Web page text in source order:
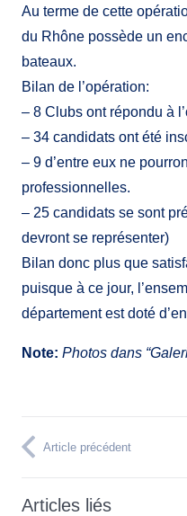
Au terme de cette
du Rhône possède un
bateaux.
Bilan de l’opération:
– 8 Clubs ont répondu à
– 34 candidats ont été
– 9 d’entre eux ne
professionnelles.
– 25 candidats se sont
devront se représenter)
Bilan donc plus que
puisque à ce jour,
département est doté
Note: Photos dans
Article précédent
Articles liés